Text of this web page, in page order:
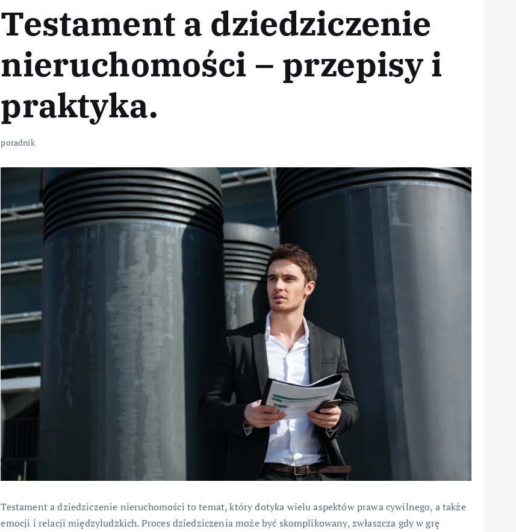
Testament a dziedziczenie
nieruchomości – przepisy i
praktyka.
poradnik
Testament a dziedziczenie nieruchomości to temat, który dotyka wielu aspektów prawa cywilnego, a także
emocji i relacji międzyludzkich. Proces dziedziczenia może być skomplikowany, zwłaszcza gdy w grę